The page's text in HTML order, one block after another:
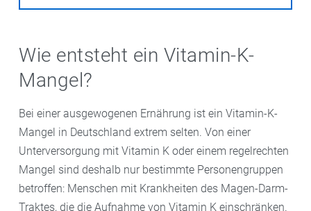
Wie entsteht ein Vitamin-K-
Mangel?
Bei einer ausgewogenen Ernährung ist ein Vitamin-K-
Mangel in Deutschland extrem selten. Von einer
Unterversorgung mit Vitamin K oder einem regelrechten
Mangel sind deshalb nur bestimmte Personengruppen
betroffen: Menschen mit Krankheiten des Magen-Darm-
Traktes, die die Aufnahme von Vitamin K einschränken.